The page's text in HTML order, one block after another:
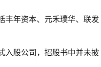
丰年资本、元禾璞华、联发
入股公司，招股书中并未披